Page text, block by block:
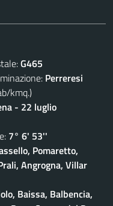
G465
Perreresi
kmq.)
- 22 luglio
7° 6' 53''
Pomaretto,
Angrogna, Villar
Baissa, Balbencia,